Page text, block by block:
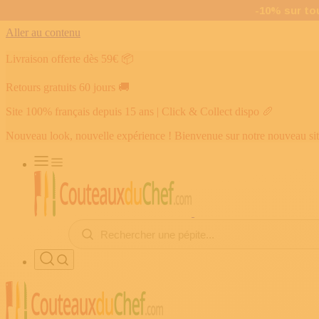
Aller au contenu
Livraison offerte dès 59€ 📦
Retours gratuits 60 jours 🚚
Site 100% français depuis 15 ans | Click & Collect dispo 🥖
Nouveau look, nouvelle expérience ! Bienvenue sur notre nouveau